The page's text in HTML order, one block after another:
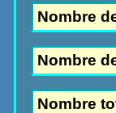
Nombre
Nombre
Nombre